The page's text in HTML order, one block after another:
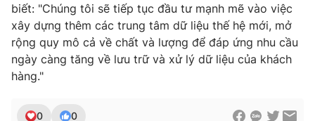
biết: "Chúng tôi sẽ tiếp tục đầu tư mạnh mẽ vào việc
xây dựng thêm các trung tâm dữ liệu thế hệ mới, mở
rộng quy mô cả về chất và lượng để đáp ứng nhu cầu
ngày càng tăng về lưu trữ và xử lý dữ liệu của khách
hàng."
0 0